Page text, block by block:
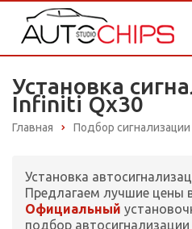
Установка
Infiniti Qx30
Главная Подбор
Установка
Предлагаем лучшие цены
Официальный
подбор автосигнализации